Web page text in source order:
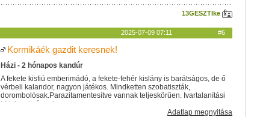
13GESZTIke
2025-07-09 07:11 #6
Kormikáék gazdit keresnek!
Házi - 2 hónapos kandúr
A fekete kisfiú emberimádó, a fekete-fehér kislány is barátságos, de ő
vérbeli kalandor, nagyon játékos. Mindketten szobatiszták,
dorombolósak.Parazitamentesítve vannak teljeskörűen. Ivartalanítási
kötelezettséggel...
Adatlap megnyitása